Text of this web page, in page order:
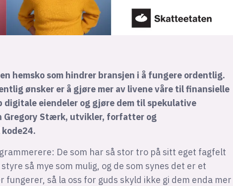
hemsko som hindrer bransjen i å fungere ordentlig.
ønsker er å gjøre mer av livene våre til finansielle
digitale eiendeler og gjøre dem til spekulative
Gregory Stærk, utvikler, forfatter og
De som har så stor tro på sitt eget fagfelt
så mye som mulig, og de som synes det er et
så la oss for guds skyld ikke gi dem enda mer